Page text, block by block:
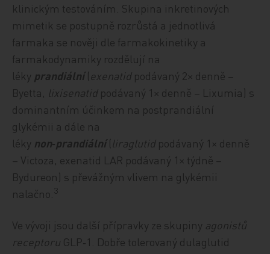
klinickým testováním. Skupina inkretinových
mimetik se postupně rozrůstá a jednotlivá
farmaka se nověji dle farmakokinetiky a
farmakodynamiky rozdělují na
léky prandiální(exenatidpodávaný 2× denně –
Byetta, lixisenatidpodávaný 1× denně – Lixumia) s
dominantním účinkem na postprandiální
glykémii a dále na
léky non‑prandiální(liraglutidpodávaný 1× denně
– Victoza, exenatid LAR podávaný 1× týdně –
Bydureon) s převážným vlivem na glykémii
nalačno. 3
Ve vývoji jsou další přípravky ze skupiny agonistů
receptoru GLP‑1. Dobře tolerovaný dulaglutid